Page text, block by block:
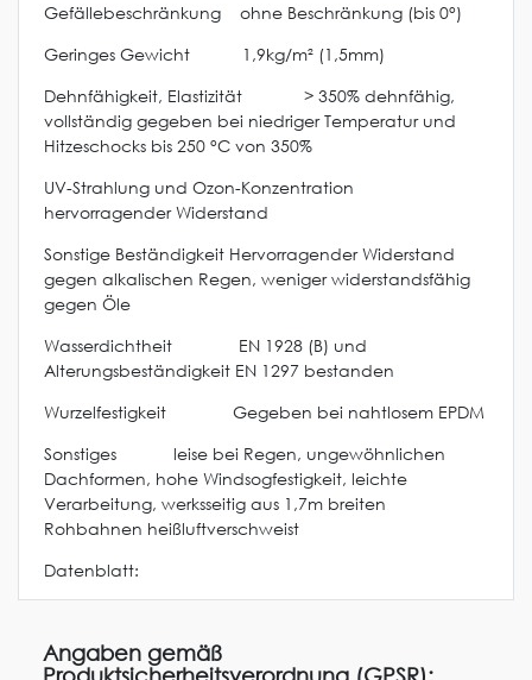
Gefällebeschränkung ohne Beschränkung (bis 0°)
Geringes Gewicht 1,9kg/m² (1,5mm)
Dehnfähigkeit, Elastizität > 350% dehnfähig,
vollständig gegeben bei niedriger Temperatur und
Hitzeschocks bis 250 °C von 350%
UV-Strahlung und Ozon-Konzentration
hervorragender Widerstand
Sonstige Beständigkeit Hervorragender Widerstand
gegen alkalischen Regen, weniger widerstandsfähig
gegen Öle
Wasserdichtheit EN 1928 (B) und
Alterungsbeständigkeit EN 1297 bestanden
Wurzelfestigkeit Gegeben bei nahtlosem EPDM
Sonstiges leise bei Regen, ungewöhnlichen
Dachformen, hohe Windsogfestigkeit, leichte
Verarbeitung, werksseitig aus 1,7m breiten
Rohbahnen heißluftverschweist
Datenblatt:
Angaben gemäß